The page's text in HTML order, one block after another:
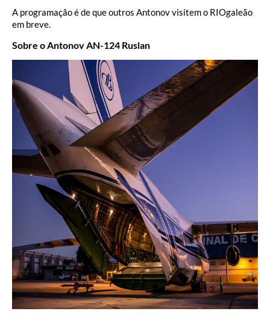
A programação é de que outros Antonov visitem o RIOgaleão
em breve.
Sobre o Antonov AN-124 Ruslan